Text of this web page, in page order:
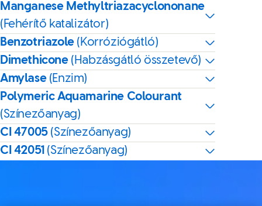
Manganese Methyltriazacyclononane
(Fehérítő katalizátor)
Benzotriazole (Korróziógátló)
Dimethicone (Habzásgátló összetevő)
Amylase (Enzim)
Polymeric Aquamarine Colourant
(Színezőanyag)
CI 47005 (Színezőanyag)
CI 42051 (Színezőanyag)